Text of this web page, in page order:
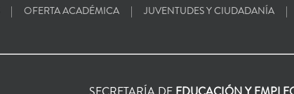
OFERTA ACADÉMICA JUVENTUDES Y CIUDADANÍA